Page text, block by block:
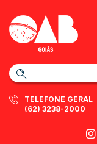
TELEFONE GERAL
(62) 3238-2000